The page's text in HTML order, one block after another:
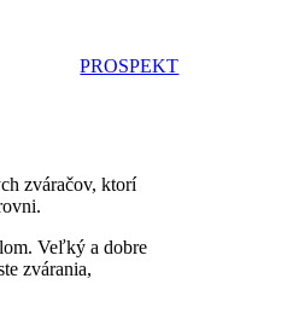
PROSPEKT
zváračov, ktorí
Veľký a dobre
zvárania,